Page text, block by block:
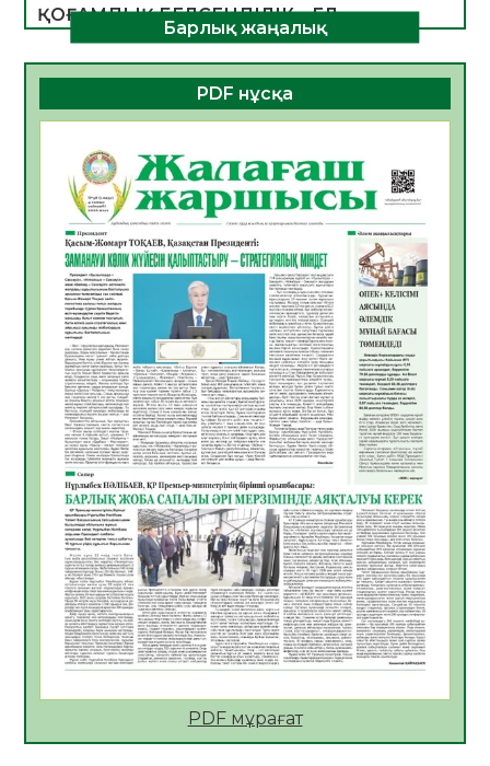
ҚОҒАМДЫҚ БЕЛСЕНДІЛІК – ЕЛ
ДАМУЫНЫҢ НЕГІЗІ
06.08.2026
41 0
ҚҰРЫЛТАЙ САЙЛАУЫ – БОЛАШАҚҚА
БАСТАР ЖАУАПТЫ ТАҢДАУ
06.08.2026
Инфекциялық ауруларға қарсы иммундау
жұмыстарының тиімділігі
06.08.2026
46
Көкжөтел ауруы туралы
06.08.2026
42
АПВ вакцинасы туралы мәлімет
06.08.2026
41
Open Air: Қызылорда облысы полиция
департаменті 20 мыңнан астам
көрерменнің қауіпсіздігін қамтамасыз етті
06.08.2026
55
ҚЫЗЫЛОРДАДА «САНАЛЫ ҰРПАҚ –
ЖАРҚЫН БОЛАШАҚ» АТТЫ КЕҢЕЙТІЛГЕН
МӘЖІЛІС ӨТТІ
05.08.2026
55
Қазақстан Орталық Азиядағы көшуге ең
Барлық жаңалық
PDF нұсқа
PDF мұрағат